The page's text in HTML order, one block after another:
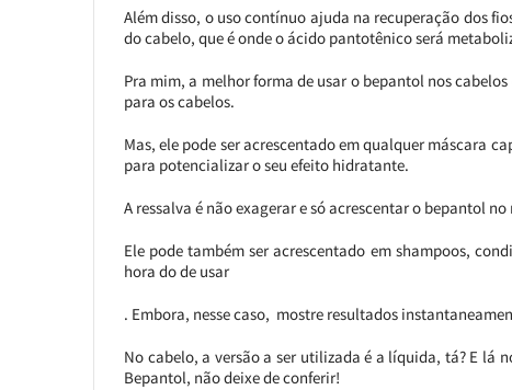
Além disso, o uso contínuo ajuda na recuperação dos
do cabelo, que é onde o ácido pantotênico será
Pra mim, a melhor forma de usar o bepantol nos
para os cabelos.
Mas, ele pode ser acrescentado em qualquer máscara
para potencializar o seu efeito hidratante.
A ressalva é não exagerar e só acrescentar o bepantol
Ele pode também ser acrescentado em shampoos,
hora do de usar
. Embora, nesse caso, mostre resultados
No cabelo, a versão a ser utilizada é a líquida, tá? E lá
Bepantol, não deixe de conferir!